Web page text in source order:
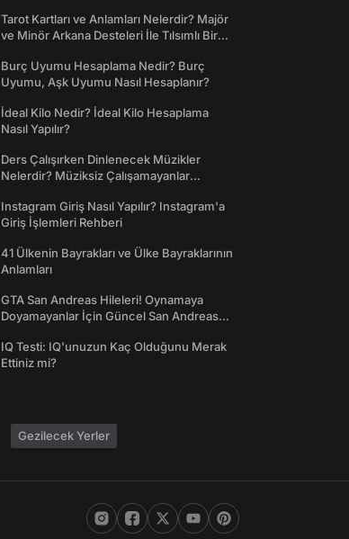
Tarot Kartları ve Anlamları Nelerdir? Majör
ve Minör Arkana Desteleri İle Tılsımlı Bir
Burç Uyumu Hesaplama Nedir? Burç
Uyumu, Aşk Uyumu Nasıl Hesaplanır?
İdeal Kilo Nedir? İdeal Kilo Hesaplama
Nasıl Yapılır?
Ders Çalışırken Dinlenecek Müzikler
Nelerdir? Müziksiz Çalışamayanlar
Instagram Giriş Nasıl Yapılır? Instagram'a
Giriş İşlemleri Rehberi
41 Ülkenin Bayrakları ve Ülke Bayraklarının
Anlamları
GTA San Andreas Hileleri! Oynamaya
Doyamayanlar İçin Güncel San Andreas
IQ Testi: IQ'unuzun Kaç Olduğunu Merak
Ettiniz mi?
Gezilecek Yerler